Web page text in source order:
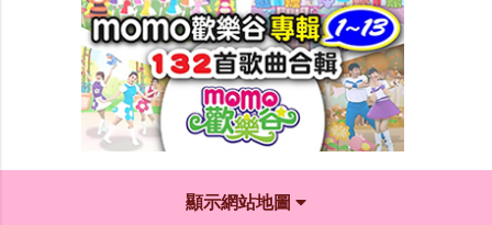
顯示網站地圖